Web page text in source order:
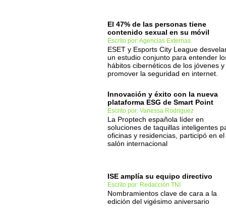
El 47% de las personas tiene
contenido sexual en su móvil
Escrito por: Agencias Externas
ESET y Esports City League
un estudio conjunto para entender
hábitos cibernéticos de los jóvenes y
promover la seguridad en internet.
Innovación y éxito con la nueva
plataforma ESG de Smart Point
Escrito por: Vanessa Rodriguez
La Proptech española líder en
soluciones de taquillas inteligentes
oficinas y residencias, participó en el
salón internacional
ISE amplía su equipo directivo
Escrito por: Redacción TNI
Nombramientos clave de cara a la
edición del vigésimo aniversario